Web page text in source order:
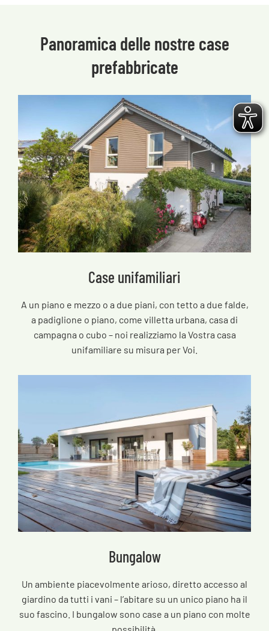
Panoramica delle nostre case
prefabbricate
Case unifamiliari
A un piano e mezzo o a due piani, con tetto a due falde,
a padiglione o piano, come villetta urbana, casa di
campagna o cubo – noi realizziamo la Vostra casa
unifamiliare su misura per Voi.
Bungalow
Un ambiente piacevolmente arioso, diretto accesso al
giardino da tutti i vani – l’abitare su un unico piano ha il
suo fascino. I bungalow sono case a un piano con molte
possibilità.